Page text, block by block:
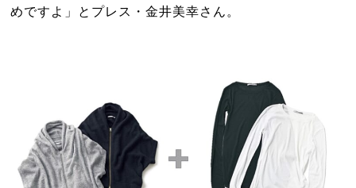
めですよ」とプレス・金井美幸さん。